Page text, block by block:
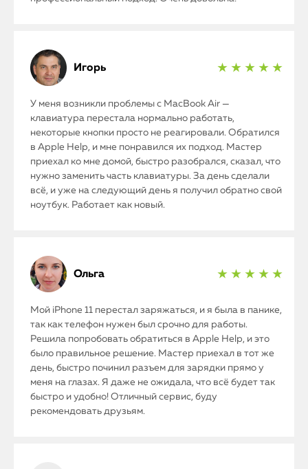
Игорь ★ ★ ★ ★ ★
У меня возникли проблемы с MacBook Air —
клавиатура перестала нормально работать,
некоторые кнопки просто не реагировали. Обратился
в Apple Help, и мне понравился их подход. Мастер
приехал ко мне домой, быстро разобрался, сказал, что
нужно заменить часть клавиатуры. За день сделали
всё, и уже на следующий день я получил обратно свой
ноутбук. Работает как новый.
Ольга ★ ★ ★ ★ ★
Мой iPhone 11 перестал заряжаться, и я была в панике,
так как телефон нужен был срочно для работы.
Решила попробовать обратиться в Apple Help, и это
было правильное решение. Мастер приехал в тот же
день, быстро починил разъем для зарядки прямо у
меня на глазах. Я даже не ожидала, что всё будет так
быстро и удобно! Отличный сервис, буду
рекомендовать друзьям.